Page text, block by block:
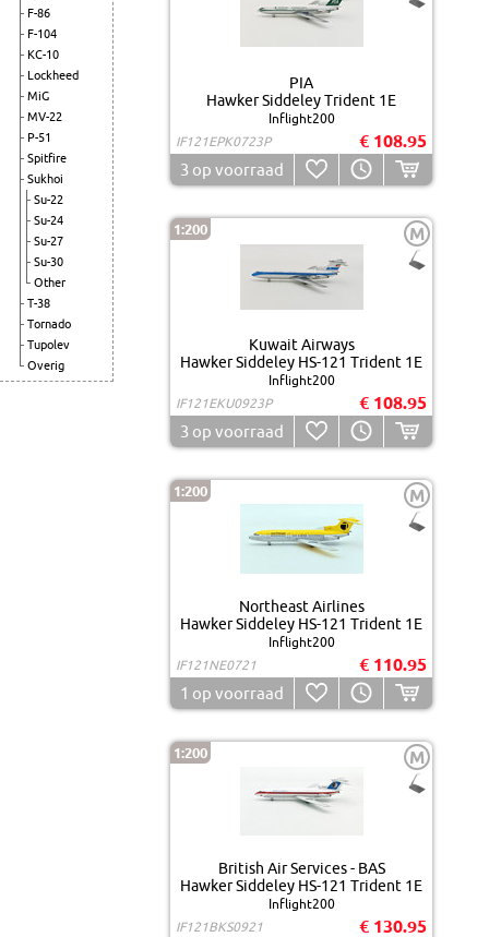
F-86
F-104
KC-10
Lockheed
MiG
MV-22
P-51
Spitfire
Sukhoi
Su-22
Su-24
Su-27
Su-30
Other
T-38
Tornado
Tupolev
Overig
PIA
Hawker Siddeley Trident 1E
Inflight200
IF121EPK0723P
€ 108.95
3 op voorraad
1:200 M
Kuwait Airways
Hawker Siddeley HS-121 Trident 1E
Inflight200
IF121EKU0923P
€ 108.95
3 op voorraad
1:200 M
Northeast Airlines
Hawker Siddeley HS-121 Trident 1E
Inflight200
IF121NE0721
€ 110.95
1 op voorraad
1:200 M
British Air Services - BAS
Hawker Siddeley HS-121 Trident 1E
Inflight200
IF121BKS0921
€ 130.95